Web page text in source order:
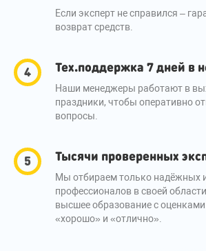
Если эксперт не справился –
возврат средств.
Тех.поддержка 7 дней в
Наши менеджеры работают в
праздники, чтобы оперативно
вопросы.
Тысячи проверенных
Мы отбираем только надёжных
профессионалов в своей
высшее образование с
«хорошо» и «отлично».